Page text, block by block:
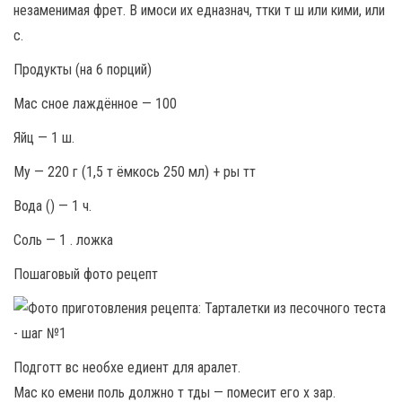
незаменимая фрет. В имоси их едназнач, ттки т ш или кими, или
с.
Продукты (на 6 порций)
Мас сное лаждённое — 100
Яйц — 1 ш.
Му — 220 г (1,5 т ёмкось 250 мл) + ры тт
Вода () — 1 ч.
Соль — 1 . ложка
Пошаговый фото рецепт
Подготт вс необхе едиент для аралет.
Мас ко емени поль должно т тды — помесит его х зар.